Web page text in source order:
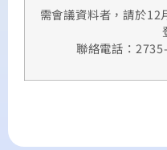
需會議資料者，請於
聯絡電話：